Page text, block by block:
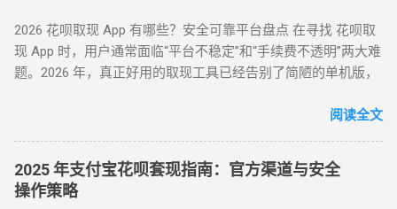
易（主流方法） 选择支持分付的电商平台（如美团、苏宁易
购） 购买电子礼品卡/话费充值（建议≤2000元/笔） 联系回收
商变现，手续费8%-15% 线下商家合作：扫码套现（需深度信
2026 花呗取现 App 有哪些？安全可靠平台盘点 在寻找 花呗取
现 App 时，用户通常面临“平台不稳定”和“手续费不透明”两大难
题。2026 年，真正好用的取现工具已经告别了简陋的单机版，
动回款系统、电商中转 App 以及专业卡券回收平台。平均费率
下载了不明来源的 App 后发现无法使用，甚至面临信息泄露风
险。本文将为您详细梳理 2026 年依然活跃且稳定的三类取现工
具模式。 一、 2026 主流花呗取现 App 模式分类 App 模式 核心
阅读全文
2025 年支付宝花呗套现指南：官方渠道与安全
操作策略